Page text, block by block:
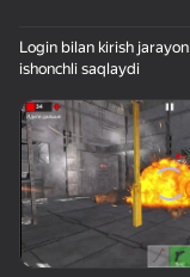
Login bilan kirish
ishonchli saqlaydi